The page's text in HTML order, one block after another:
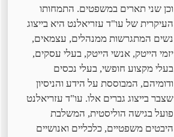
וכן שני תארים במשפטים. התמחותו
העיקרית של עו"ד עזריאלנט היא בייצוג
נשים המתגרשות ממנהלים, עצמאים,
יזמי הייטק, אנשי הייטק, בעלי עסקים,
בעלי מקצוע חופשי, בעלי נכסים
ודומיהם, המבוססת על הידע והניסיון
שצבר בייצוג גברים אלו. עו"ד עזריאלנט
פועל בגישה הוליסטית, המשלבת
היבטים משפטיים, כלכליים ואנושיים